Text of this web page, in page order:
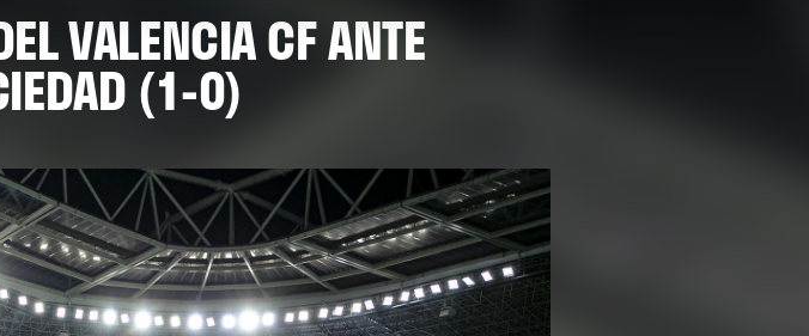
VALENCIA CF ANTE
(1-0)